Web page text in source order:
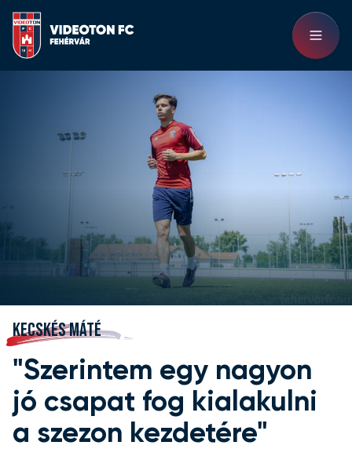
KECSKÉS MÁTÉ
"Szerintem egy nagyon
jó csapat fog kialakulni
a szezon kezdetére"